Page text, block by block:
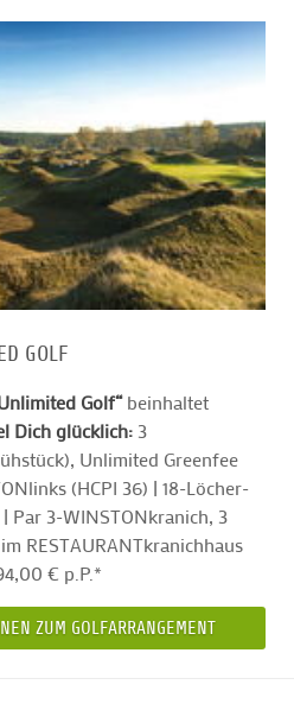
GOLF
Golf“beinhaltet
Dich glücklich: 3
Unlimited Greenfee
(HCPI 36) | 18-Löcher-
Par 3-WINSTONkranich, 3
RESTAURANTkranichhaus
€ p.P.*
ZUM GOLFARRANGEMENT